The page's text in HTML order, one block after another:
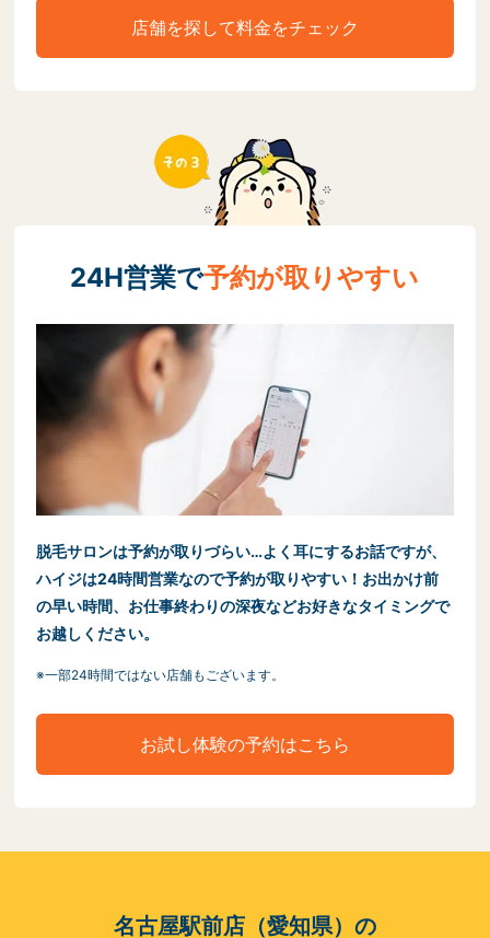
店舗を探して料金をチェック
24H営業で予約が取りやすい
脱毛サロンは予約が取りづらい…よく耳にするお話ですが、
ハイジは24時間営業なので予約が取りやすい！お出かけ前
の早い時間、お仕事終わりの深夜などお好きなタイミングで
お越しください。
※一部24時間ではない店舗もございます。
お試し体験の予約はこちら
名古屋駅前店（愛知県）の